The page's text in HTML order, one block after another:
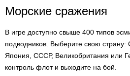
Морские сражения
В игре доступно свыше 400 типов
подводников. Выберите свою
Япония, СССР, Великобритания или
контроль флот и выходите на бой.